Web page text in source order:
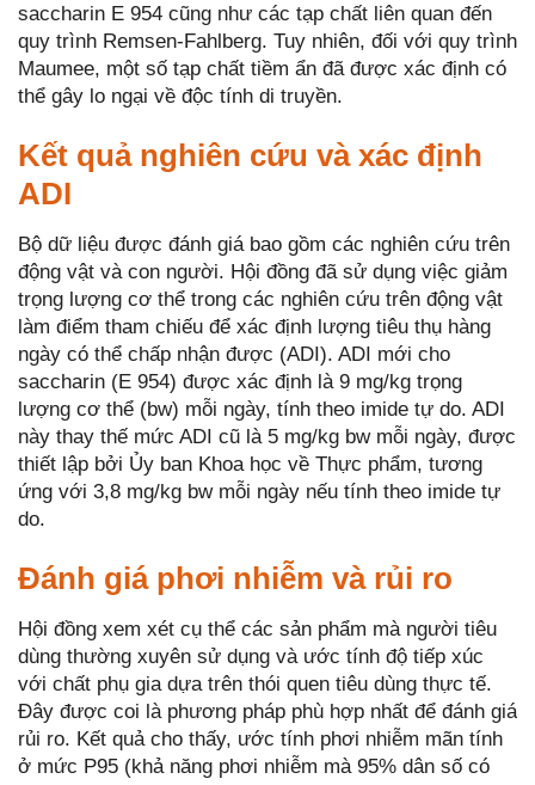
saccharin E 954 cũng như các tạp chất liên quan đến
quy trình Remsen-Fahlberg. Tuy nhiên, đối với quy trình
Maumee, một số tạp chất tiềm ẩn đã được xác định có
thể gây lo ngại về độc tính di truyền.
Kết quả nghiên cứu và xác định
ADI
Bộ dữ liệu được đánh giá bao gồm các nghiên cứu trên
động vật và con người. Hội đồng đã sử dụng việc giảm
trọng lượng cơ thể trong các nghiên cứu trên động vật
làm điểm tham chiếu để xác định lượng tiêu thụ hàng
ngày có thể chấp nhận được (ADI). ADI mới cho
saccharin (E 954) được xác định là 9 mg/kg trọng
lượng cơ thể (bw) mỗi ngày, tính theo imide tự do. ADI
này thay thế mức ADI cũ là 5 mg/kg bw mỗi ngày, được
thiết lập bởi Ủy ban Khoa học về Thực phẩm, tương
ứng với 3,8 mg/kg bw mỗi ngày nếu tính theo imide tự
do.
Đánh giá phơi nhiễm và rủi ro
Hội đồng xem xét cụ thể các sản phẩm mà người tiêu
dùng thường xuyên sử dụng và ước tính độ tiếp xúc
với chất phụ gia dựa trên thói quen tiêu dùng thực tế.
Đây được coi là phương pháp phù hợp nhất để đánh giá
rủi ro. Kết quả cho thấy, ước tính phơi nhiễm mãn tính
ở mức P95 (khả năng phơi nhiễm mà 95% dân số có